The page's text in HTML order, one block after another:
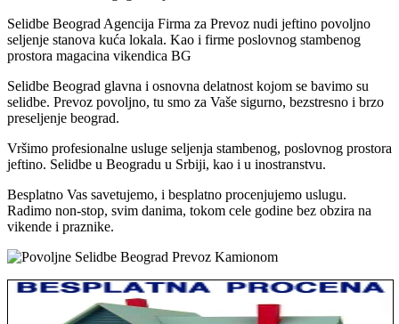
Selidbe Beograd Agencija Firma za Prevoz nudi jeftino povoljno
seljenje stanova kuća lokala. Kao i firme poslovnog stambenog
prostora magacina vikendica BG
Selidbe Beograd glavna i osnovna delatnost kojom se bavimo su
selidbe. Prevoz povoljno, tu smo za Vaše sigurno, bezstresno i brzo
preseljenje beograd.
Vršimo profesionalne usluge seljenja stambenog, poslovnog prostora
jeftino. Selidbe u Beogradu u Srbiji, kao i u inostranstvu.
Besplatno Vas savetujemo, i besplatno procenjujemo uslugu.
Radimo non-stop, svim danima, tokom cele godine bez obzira na
vikende i praznike.